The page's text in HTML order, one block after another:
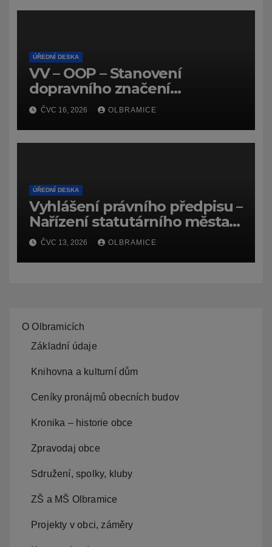
ÚŘEDNÍ DESKA
VV – OOP – Stanovení
dopravního značení
(dočasného) č.
7159/26/Olbramice
ČVC 16, 2026 OLBRAMICE
ÚŘEDNÍ DESKA
Vyhlášení právního předpisu –
Nařízení statutárního města
Ostravy, o záměru zadat
zpracování lesních
hospodářských budov
ČVC 13, 2026 OLBRAMICE
O Olbramicích
Základní údaje
Knihovna a kulturní dům
Ceníky pronájmů obecních budov
Kronika – historie obce
Zpravodaj obce
Sdružení, spolky, kluby
ZŠ a MŠ Olbramice
Projekty v obci, záměry